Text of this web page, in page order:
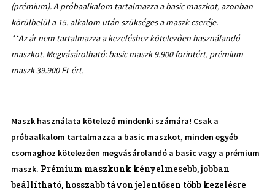
(prémium). A próbaalkalom tartalmazza a basic maszkot, azonban
körülbelül a 15. alkalom után szükséges a maszk cseréje.
**Az ár nem tartalmazza a kezeléshez kötelezően használandó
maszkot. Megvásárolható: basic maszk 9.900 forintért, prémium
maszk 39.900 Ft-ért.
Maszk használata kötelező mindenki számára! Csak a
próbaalkalom tartalmazza a basic maszkot, minden egyéb
csomaghoz kötelezően megvásárolandó a basic vagy a prémium
maszk. Prémium maszkunk kényelmesebb, jobban
beállítható, hosszabb távon jelentősen több kezelésre